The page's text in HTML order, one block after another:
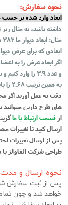
نحوه سفارش:
ابعاد وارد شده بر حسب
داشته باشد، به مثال زیر
ابعادی که برای عرض
و عدد 3.9 را وارد کنیم و برای ثبت عدد ارتفاع هم
به همین ترتیب 2.68 را باید 2.7 ثبت کنیم.
دقت به عمل آورید اگر
های طرح دارین
از قسمت ارتباط با ما
ارسال کنید تا تغییرات
پس از ارسال تغییرات
طراحی شرکت آلفاوالز با
نحوه ارسال و
پس از ثبت سفارش
خواهد شد و چون